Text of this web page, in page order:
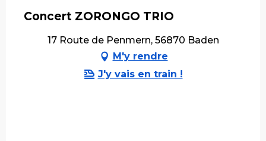
Concert ZORONGO TRIO
17 Route de Penmern, 56870 Baden
M'y rendre
J'y vais en train !